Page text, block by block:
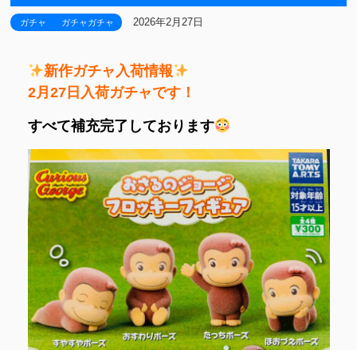
ガチャ ガチャガチャ 2026年2月27日
新作ガチャ入荷情報
2月27日入荷ガチャです！
すべて補充完了しております